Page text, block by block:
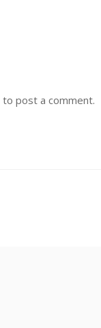
to post a comment.